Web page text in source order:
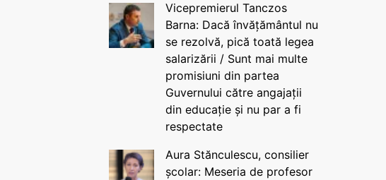
Vicepremierul Tanczos
Barna: Dacă învățământul nu
se rezolvă, pică toată legea
salarizării / Sunt mai multe
promisiuni din partea
Guvernului către angajații
din educație și nu par a fi
respectate
Aura Stănculescu, consilier
școlar: Meseria de profesor